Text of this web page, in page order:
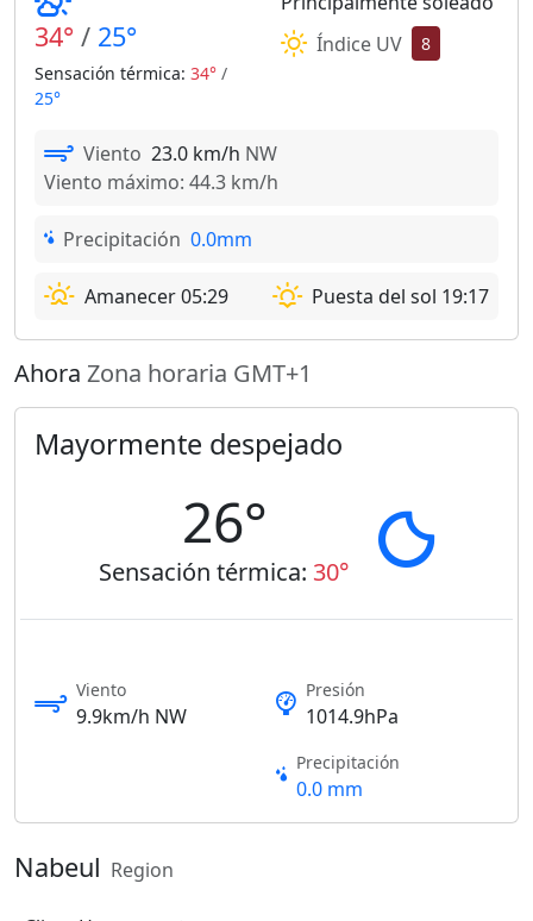
34° / 25°
Sensación térmica: 34° /
25°
Índice UV
8
Viento 23.0 km/h NW
Viento máximo: 44.3 km/h
Precipitación 0.0mm
Amanecer 05:29 Puesta del sol 19:17
Ahora Zona horaria GMT+1
Mayormente despejado
26°
Sensación térmica: 30°
Viento
9.9km/h NW
Presión
1014.9hPa
Precipitación
0.0 mm
Nabeul Region